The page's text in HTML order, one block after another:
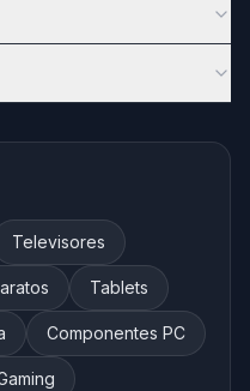
Televisores
Tablets
Componentes PC